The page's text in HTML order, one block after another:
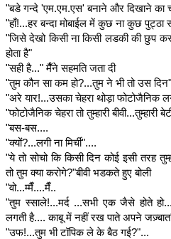
"बडे गन्दे 'एम.एम.एस' बनाने और दिखाने
"हाँ!...हर बन्दा मोबाईल में कुछ ना कुछ पुट्ठा
"जिसे देखो किसी ना किसी लडकी की छुप कर
होता है"
"सही है..." मैँने सहमति जता दी
"तुम कौन सा कम हो?...तुम ने भी तो उस
"अरे यार!...उसका चेहरा थोड़ा फोटोजैनिक
"फोटोजैनिक चेहरा तो तुम्हारी बीवी...तुम्हारी
"बस-बस....
"क्यों?...लगी ना मिर्ची"....
"ये तो सोचो कि किसी दिन कोई इसी तरह
तो तुम क्या करोगे?"बीवी भडकते हुए बोली
"वो...म्मैँ....मैँ..
"तुम स्साले!...मर्द ...सभी एक जैसे होते
लगती है.... काबू में नहीं रख पाते अपने
"उफ!...तुम भी टॉपिक ले के बैठ गई?"...